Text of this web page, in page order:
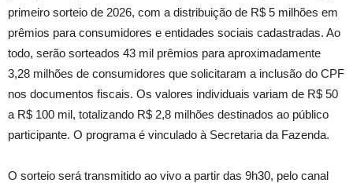
primeiro sorteio de 2026, com a distribuição de R$ 5 milhões em
prêmios para consumidores e entidades sociais cadastradas. Ao
todo, serão sorteados 43 mil prêmios para aproximadamente
3,28 milhões de consumidores que solicitaram a inclusão do CPF
nos documentos fiscais. Os valores individuais variam de R$ 50
a R$ 100 mil, totalizando R$ 2,8 milhões destinados ao público
participante. O programa é vinculado à Secretaria da Fazenda.
O sorteio será transmitido ao vivo a partir das 9h30, pelo canal